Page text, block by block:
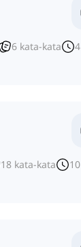
6 kata-kata 4
18 kata-kata 10